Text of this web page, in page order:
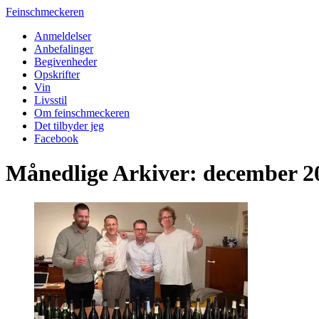
Feinschmeckeren
Anmeldelser
Anbefalinger
Begivenheder
Opskrifter
Vin
Livsstil
Om feinschmeckeren
Det tilbyder jeg
Facebook
Månedlige Arkiver: december